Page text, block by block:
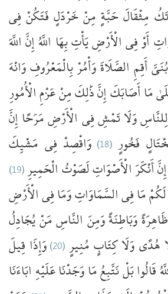
تَكُ مِثْقَالَحَبَّةٍمِنْخَرْدَلٍفَتَكُنْفِي
أَوْفِيالْأَرْضِيَأْتِبِهَا اللَّهُإِنَّاللَّهَ
أَقِمِالصَّلَاةَوَأْمُرْبِالْمَعْرُوفِوَانْهَ
مَاأَصَابَكَإِنَّذَٰلِكَمِنْعَزْمِالْأُمُورِ
لِلنَّاسِوَلَاتَمْشِفِيالْأَرْضِمَرَحًاإِنَّ
فَخُورٍ (18) وَاقْصِدْ فِي مَشْيِكَ
إِنَّأَنْكَرَالْأَصْوَاتِلَصَوْتُالْحَمِيرِ(19)
لَكُمْمَافِيالسَّمَاوَاتِوَمَافِيالْأَرْضِ
ظَاهِرَةًوَبَاطِنَةًوَمِنَالنَّاسِمَنْيُجَادِلُ
هُدًىوَلَاكِتَابٍمُنِيرٍ(20) وَإِذَاقِيلَ
قَالُوابَلْنَتَّبِعُمَاوَجَدْنَاعَلَيْهِابَاءَنَا